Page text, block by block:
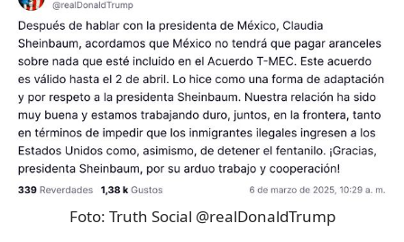
Foto: Truth Social @realDonaldTrump